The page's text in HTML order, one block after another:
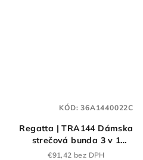
Regatta | TRA144 Dámska
strečová bunda 3 v 1
"Kingsley"_36.A144
€91,42 bez DPH
KÓD:36A1440022C